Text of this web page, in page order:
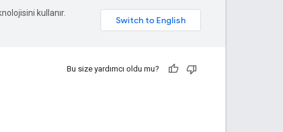
kullanır.
Bu size yardımcı oldu mu?